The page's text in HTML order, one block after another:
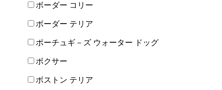
ボーダー コリー
ボーダー テリア
ポーチュギ－ズ ウォーター ドッグ
ボクサー
ボストン テリア